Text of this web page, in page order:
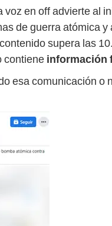
en off advierte al
de guerra atómica
supera las
contiene información
esa comunicación o